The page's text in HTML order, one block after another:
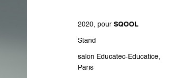
2020, pourSQOOL
Stand
salon Educatec-Educatice,
Paris